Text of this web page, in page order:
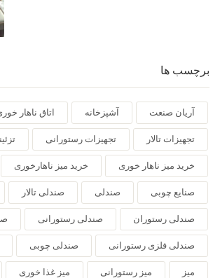
برچسب ها
آریان صنعت آشپزخانه اتاق ناهار
تجهیزات تالار تجهیزات رستورانی
خرید میز ناهار خوری خرید میز ناهارخوری
صنایع چوبی صندلی صندلی تالار
صندلی رستوران صندلی رستورانی
صندلی فلزی رستورانی صندلی چوبی
میز میز رستورانی میز غذا خوری